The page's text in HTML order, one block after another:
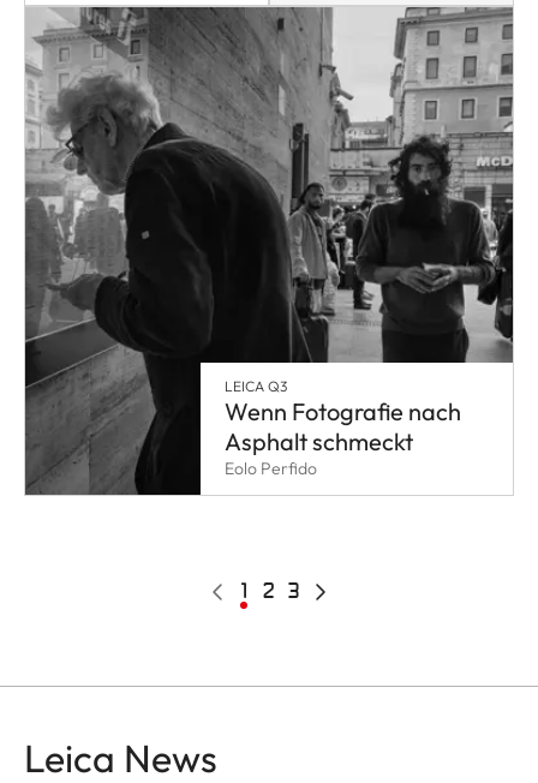
LEICA Q3
Wenn Fotografie nach
Asphalt schmeckt
Eolo Perfido
Pagination
Vorherige
Seite
Aktuelle
Seite
1 Page
2 Page
3
Nächste
Leica News